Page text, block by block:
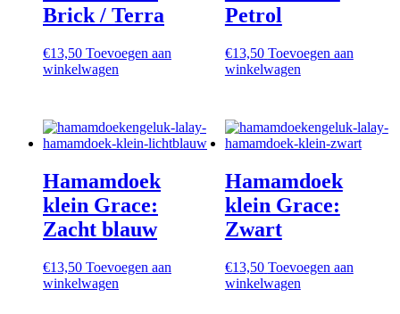
Brick / Terra
€13,50 Toevoegen aan
winkelwagen
Petrol
€13,50 Toevoegen aan
winkelwagen
Hamamdoek
klein Grace:
Zacht blauw
€13,50 Toevoegen aan
winkelwagen
Hamamdoek
klein Grace:
Zwart
€13,50 Toevoegen aan
winkelwagen